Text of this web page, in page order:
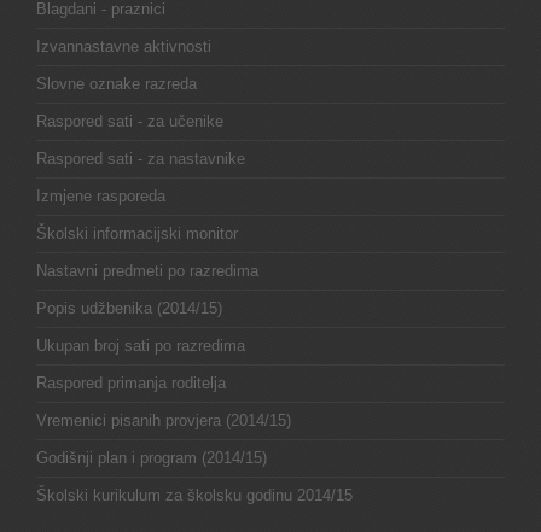
Blagdani - praznici
Izvannastavne aktivnosti
Slovne oznake razreda
Raspored sati - za učenike
Raspored sati - za nastavnike
Izmjene rasporeda
Školski informacijski monitor
Nastavni predmeti po razredima
Popis udžbenika (2014/15)
Ukupan broj sati po razredima
Raspored primanja roditelja
Vremenici pisanih provjera (2014/15)
Godišnji plan i program (2014/15)
Školski kurikulum za školsku godinu 2014/15